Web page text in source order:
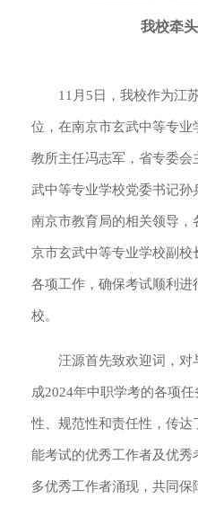
我校牵
11月5日， 我校作为江
位，在南京市玄武中等专
教所主任冯志军， 省专委会
武中等专业学校党委书记
南京市教育局的相关领导
京市玄武中等专业学校副校
各项工作，确保考试顺利进
校。
汪源首先致欢迎词，对
成2024年中职学考的各项任
性、规范性和责任性，传
能考试的优秀工作者及优
多优秀工作者涌现，共同